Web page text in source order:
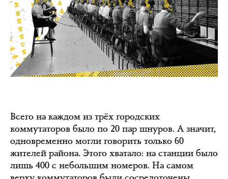
Всего на каждом из трёх городских
коммутаторов было по 20 пар шнуров. А значит,
одновременно могли говорить только 60
жителей района. Этого хватало: на станции было
лишь 400 с небольшим номеров. На самом